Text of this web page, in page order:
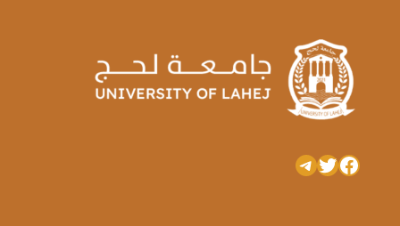
فيسبوك
تويترتيليجرام